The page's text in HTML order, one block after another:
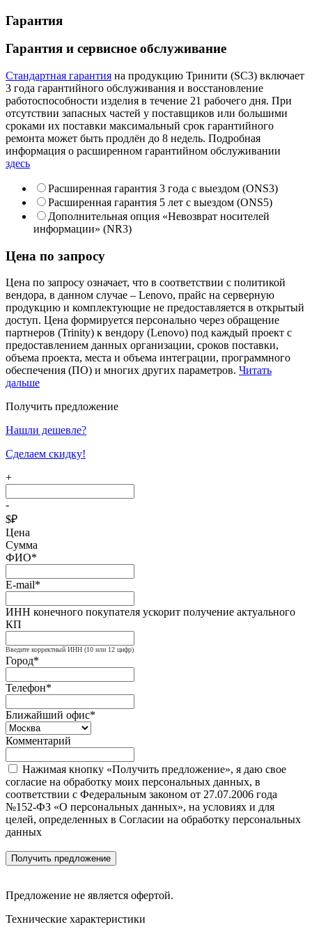
Гарантия
Гарантия и сервисное обслуживание
Стандартная гарантия на продукцию Тринити (SC3) включает
3 года гарантийного обслуживания и восстановление
работоспособности изделия в течение 21 рабочего дня. При
отсутствии запасных частей у поставщиков или большими
сроками их поставки максимальный срок гарантийного
ремонта может быть продлён до 8 недель. Подробная
информация о расширенном гарантийном обслуживании
здесь
Расширенная гарантия 3 года с выездом (ONS3)
Расширенная гарантия 5 лет с выездом (ONS5)
Дополнительная опция «Невозврат носителей
информации» (NR3)
Цена по запросу
Цена по запросу означает, что в соответствии с политикой
вендора, в данном случае – Lenovo, прайс на серверную
продукцию и комплектующие не предоставляется в открытый
доступ. Цена формируется персонально через обращение
партнеров (Trinity) к вендору (Lenovo) под каждый проект с
предоставлением данных организации, сроков поставки,
объема проекта, места и объема интеграции, программного
обеспечения (ПО) и многих других параметров. Читать
дальше
Получить предложение
Нашли дешевле?
Сделаем скидку!
+
-
$₽
Цена
Сумма
ФИО*
E-mail*
ИНН конечного покупателя ускорит получение актуального
КП
Введите корректный ИНН (10 или 12 цифр)
Город*
Телефон*
Ближайший офис*
Комментарий
Нажимая кнопку «Получить предложение», я даю свое
согласие на обработку моих персональных данных, в
соответствии с Федеральным законом от 27.07.2006 года
№152-ФЗ «О персональных данных», на условиях и для
целей, определенных в Согласии на обработку персональных
данных
Получить предложение
Предложение не является офертой.
Технические характеристики